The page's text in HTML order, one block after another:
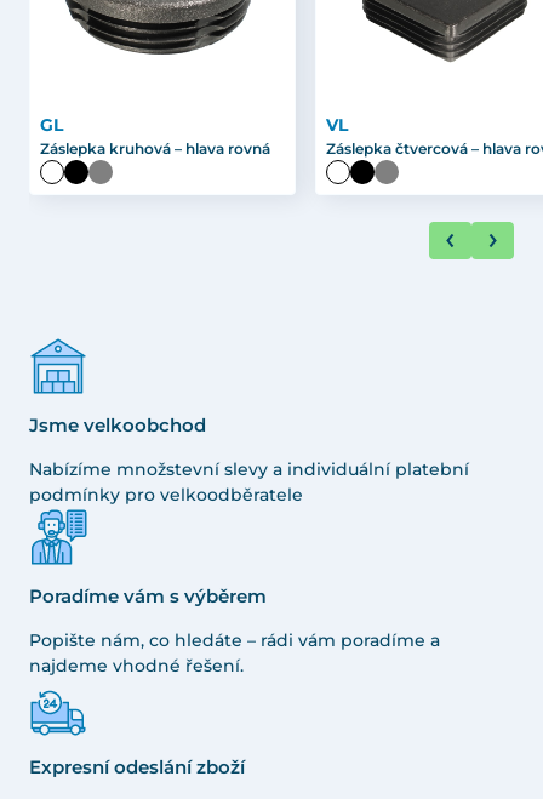
GL
Záslepka kruhová – hlava rovná
VL
Záslepka čtvercová – hlava
Jsme velkoobchod
Nabízíme množstevní slevy a individuální platební
podmínky pro velkoodběratele
Poradíme vám s výběrem
Popište nám, co hledáte – rádi vám poradíme a
najdeme vhodné řešení.
Expresní odeslání zboží